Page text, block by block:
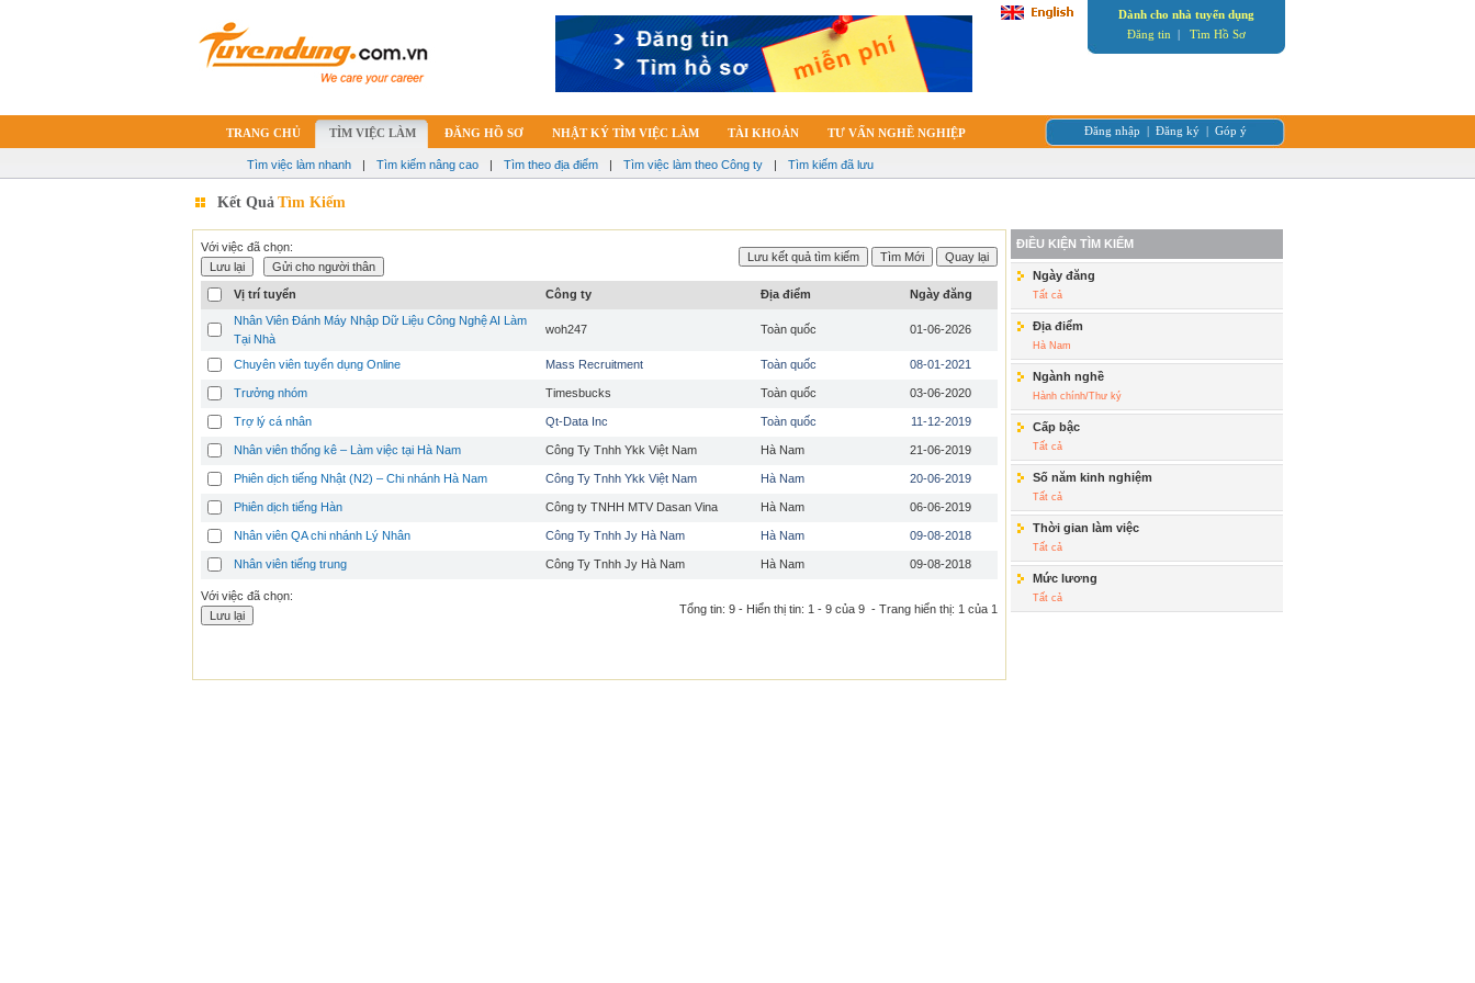
Dành cho nhà tuyển dụng
Đăng tin | Tìm Hồ Sơ
TRANG CHỦ TÌM VIỆC LÀM ĐĂNG HỒ SƠ NHẬT KÝ TÌM VIỆC LÀM TÀI KHOẢN TƯ VẤN NGHỀ NGHIỆP Đăng nhập | Đăng ký | Góp ý
Tìm việc làm nhanh | Tìm kiếm nâng cao | Tìm theo địa điểm | Tìm việc làm theo Công ty | Tìm kiếm đã lưu
Kết Quả Tìm Kiếm
Với việc đã chọn:
Vị trí tuyển Công ty Địa điểm
Ngày đăng
Nhân Viên Đánh Máy Nhập Dữ Liệu Công Nghệ AI Làm
Tại Nhà
woh247 Toàn quốc 01-06-2026
Chuyên viên tuyển dụng Online Mass Recruitment Toàn quốc 08-01-2021
Trưởng nhóm Timesbucks Toàn quốc 03-06-2020
Trợ lý cá nhân Qt-Data Inc Toàn quốc 11-12-2019
Nhân viên thống kê – Làm việc tại Hà Nam Công Ty Tnhh Ykk Việt Nam Hà Nam 21-06-2019
Phiên dịch tiếng Nhật (N2) – Chi nhánh Hà Nam Công Ty Tnhh Ykk Việt Nam Hà Nam 20-06-2019
Phiên dịch tiếng Hàn Công ty TNHH MTV Dasan Vina Hà Nam 06-06-2019
Nhân viên QA chi nhánh Lý Nhân Công Ty Tnhh Jy Hà Nam Hà Nam 09-08-2018
Nhân viên tiếng trung Công Ty Tnhh Jy Hà Nam Hà Nam 09-08-2018
Với việc đã chọn:
Tổng tin: 9 - Hiển thị tin: 1 - 9 của 9 - Trang hiển thị: 1 của 1
ĐIỀU KIỆN TÌM KIẾM
Ngày đăng
Tất cả
Địa điểm
Hà Nam
Ngành nghề
Hành chính/Thư ký
Cấp bậc
Tất cả
Số năm kinh nghiệm
Tất cả
Thời gian làm việc
Tất cả
Mức lương
Tất cả